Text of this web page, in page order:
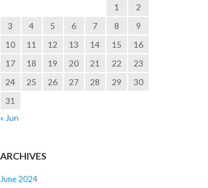
1
2
3
4 5 6 7 8
9
10
11 12 13 14 15
16
17
18 19 20 21 22
23
24
25 26 27 28 29
30
31
« Jun
ARCHIVES
June 2024